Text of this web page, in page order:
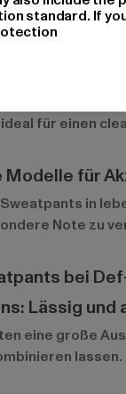
Herren-
Grau und
unter
für einen
für
in
Note zu
bei
Lässig
eine große
lassen.
standard. If